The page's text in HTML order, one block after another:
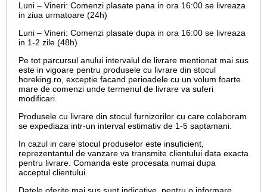
Luni – Vineri: Comenzi plasate pana in ora 16:00 se livreaza
in ziua urmatoare (24h)
Luni – Vineri: Comenzi plasate dupa in ora 16:00 se livreaza
in 1-2 zile (48h)
Pe tot parcursul anului intervalul de livrare mentionat mai sus
este in vigoare pentru produsele cu livrare din stocul
horeking.ro, exceptie facand perioadele cu un volum foarte
mare de comenzi unde termenul de livrare va suferi
modificari.
Produsele cu livrare din stocul furnizorilor cu care colaboram
se expediaza intr-un interval estimativ de 1-5 saptamani.
In cazul in care stocul produselor este insuficient,
reprezentantul de vanzare va transmite clientului data exacta
pentru livrare. Comanda este procesata numai dupa
acceptul clientului.